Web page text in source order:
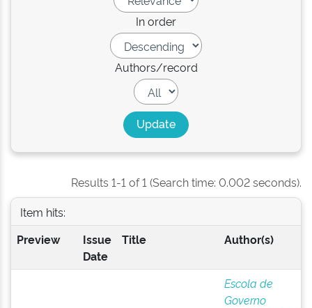
In order
Authors/record
Results 1-1 of 1 (Search time: 0.002 seconds).
Item hits:
Preview
Issue
Date
Title Author(s)
Escola de
Governo